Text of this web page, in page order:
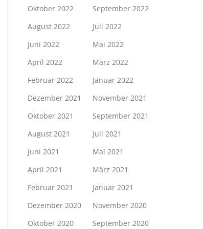
Oktober 2022
September 2022
August 2022
Juli 2022
Juni 2022
Mai 2022
April 2022
März 2022
Februar 2022
Januar 2022
Dezember 2021
November 2021
Oktober 2021
September 2021
August 2021
Juli 2021
Juni 2021
Mai 2021
April 2021
März 2021
Februar 2021
Januar 2021
Dezember 2020
November 2020
Oktober 2020
September 2020